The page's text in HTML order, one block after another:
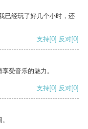
已经玩了好几个小时，还
支持[0] 反对[0]
受音乐的魅力。
支持[0] 反对[0]